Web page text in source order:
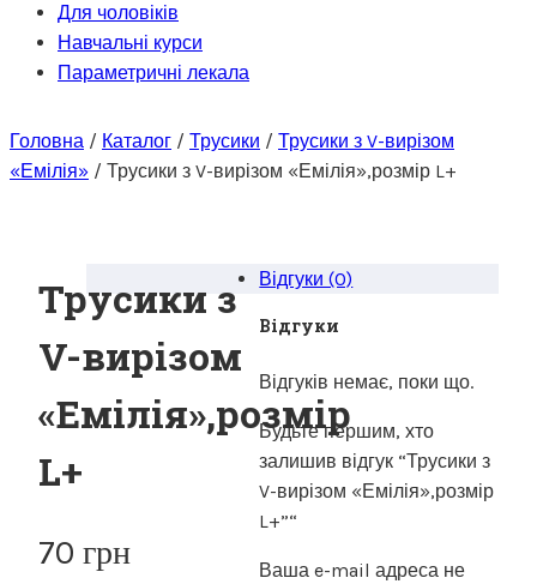
Для чоловіків
Навчальні курси
Параметричні лекала
Головна / Каталог / Трусики / Трусики з V-вирізом
«Емілія» / Трусики з V-вирізом «Емілія»,розмір L+
Трусики з
V-вирізом
«Емілія»,розмір
L+
70 грн
Відгуки (0)
Відгуки
Відгуків немає, поки що.
Будьте першим, хто
залишив відгук “Трусики з
V-вирізом «Емілія»,розмір
L+”“
Ваша e-mail адреса не